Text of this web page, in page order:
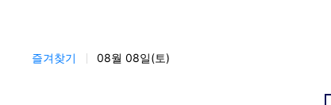
상단 네비
즐겨찾기 08월 08일(토)